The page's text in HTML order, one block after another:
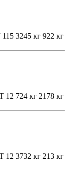
115 3245 кг 922 кг
12 724 кг 2178 кг
12 3732 кг 213 кг